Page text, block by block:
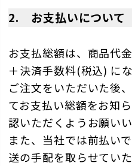
2. お支払いについて
お支払総額は、商品代
＋決済手数料(税込) にな
ご注文をいただいた後
てお支払い総額をお知
認いただくようお願いい
また、当社では前払い
送の手配を取らせてい